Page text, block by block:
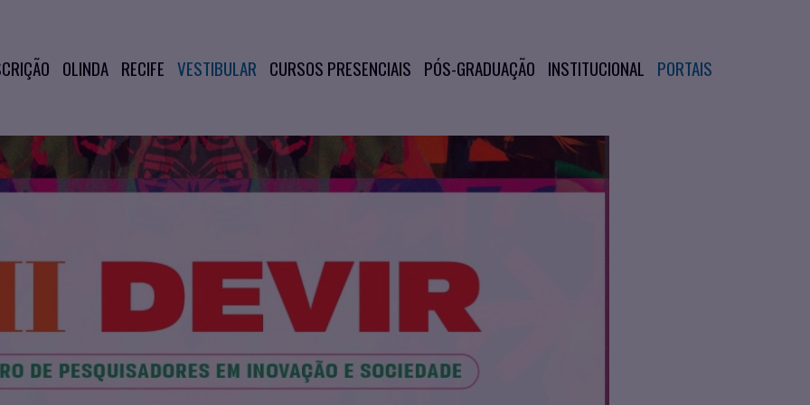
OLINDA RECIFE VESTIBULAR CURSOS PRESENCIAIS PÓS-GRADUAÇÃO INSTITUCIONAL PORTAIS